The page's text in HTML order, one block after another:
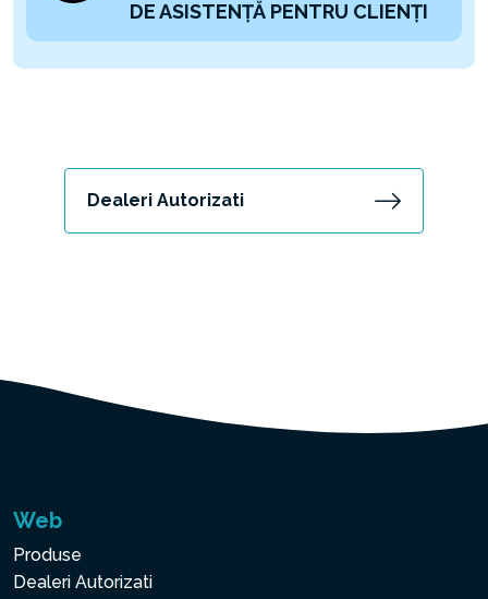
DE ASISTENȚĂ PENTRU CLIENȚI
Dealeri Autorizati
Web
Produse
Dealeri Autorizati